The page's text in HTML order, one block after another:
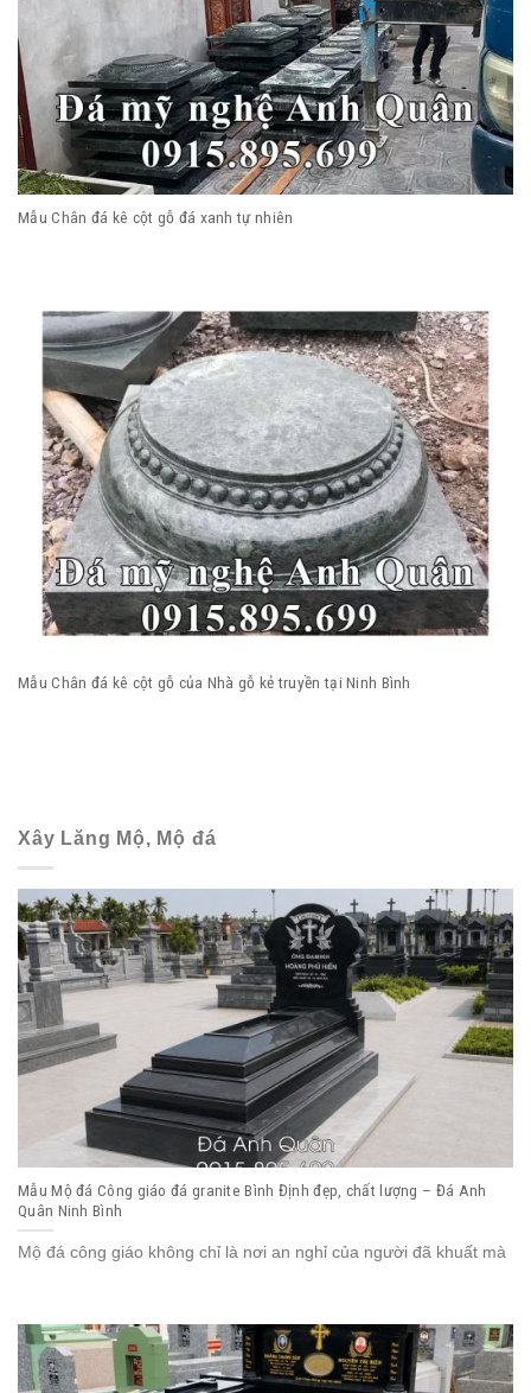
Mẫu Chân đá kê cột gỗ đá xanh tự nhiên
Mẫu Chân đá kê cột gỗ của Nhà gỗ kẻ truyền tại Ninh Bình
Xây Lăng Mộ, Mộ đá
Mẫu Mộ đá Công giáo đá granite Bình Định đẹp, chất lượng – Đá Anh
Quân Ninh Bình
Mộ đá công giáo không chỉ là nơi an nghỉ của người đã khuất mà